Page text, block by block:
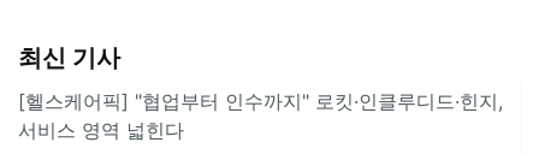
최신 기사
[헬스케어픽] "협업부터 인수까지" 로킷·인클루디드·힌지,
서비스 영역 넓힌다